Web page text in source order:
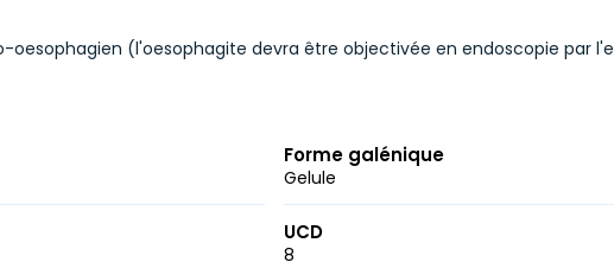
oesophagien (l'oesophagite devra être objectivée en endoscopie par
Forme galénique
Gelule
UCD
8